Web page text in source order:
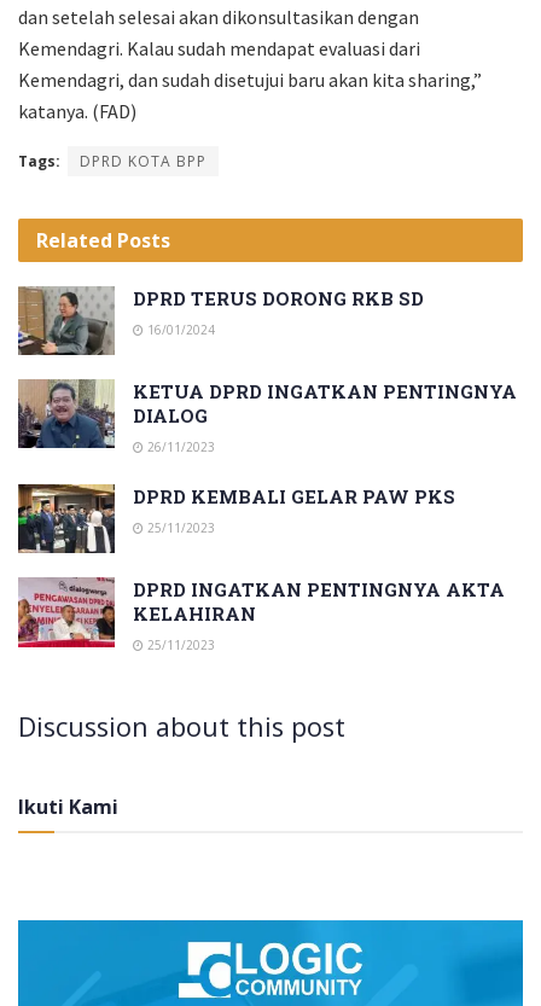
dan setelah selesai akan dikonsultasikan dengan
Kemendagri. Kalau sudah mendapat evaluasi dari
Kemendagri, dan sudah disetujui baru akan kita sharing,”
katanya. (FAD)
Tags: DPRD KOTA BPP
Related Posts
DPRD TERUS DORONG RKB SD
16/01/2024
KETUA DPRD INGATKAN PENTINGNYA
DIALOG
26/11/2023
DPRD KEMBALI GELAR PAW PKS
25/11/2023
DPRD INGATKAN PENTINGNYA AKTA
KELAHIRAN
25/11/2023
Discussion about this post
Ikuti Kami